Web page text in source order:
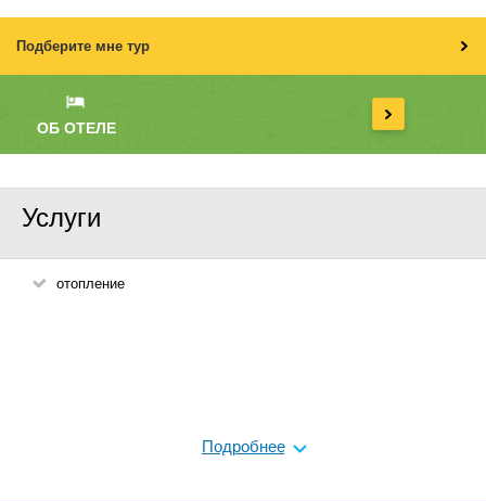
Подберите мне тур
ОБ ОТЕЛЕ
Услуги
отопление
Подробнее